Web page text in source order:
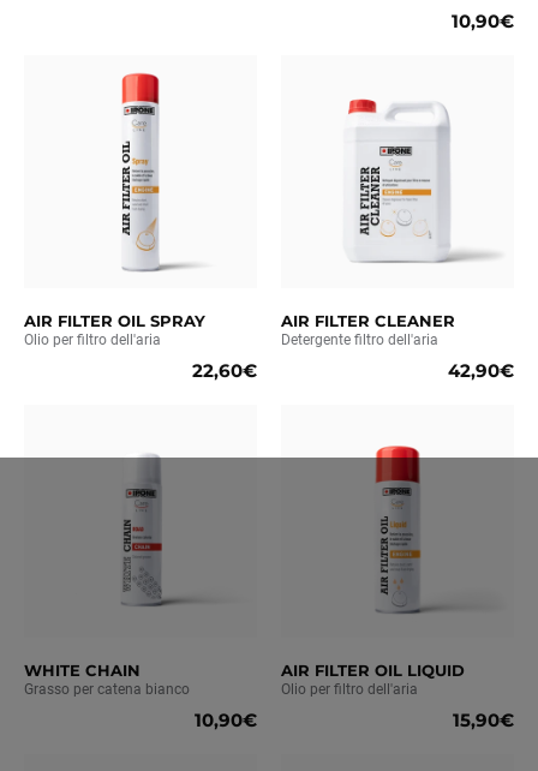
10,90€
AIR FILTER OIL SPRAY
Olio per filtro dell'aria
22,60€
AIR FILTER CLEANER
Detergente filtro dell'aria
42,90€
WHITE CHAIN
Grasso per catena bianco
10,90€
AIR FILTER OIL LIQUID
Olio per filtro dell'aria
15,90€